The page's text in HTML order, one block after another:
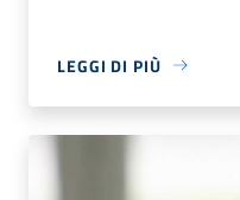
LEGGI DI PIÙ